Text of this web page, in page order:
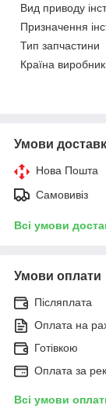
Вид приводу
Призначення
Тип запчастини
Країна виробник
Умови
Нова Пошта
Самовивіз
Всі умови
Умови оплати
Післяплата
Оплата на
Готівкою
Оплата за
Всі умови